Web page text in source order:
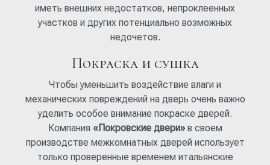
иметь внешних недостатков, непроклеенных
участков и других потенциально возможных
недочетов.
Покраска и сушка
Чтобы уменьшить воздействие влаги и
механических повреждений на дверь очень важно
уделить особое внимание покраске дверей.
Компания «Покровские двери»в своем
производстве межкомнатных дверей использует
только проверенные временем итальянские